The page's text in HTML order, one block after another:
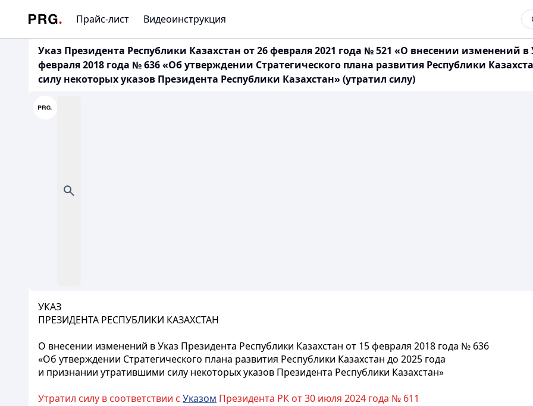
Прайс-лист Видеоинструкция
Указ Президента Республики Казахстан от 26 февраля 2021 года № 521 «О внесении изменений
февраля 2018 года № 636 «Об утверждении Стратегического плана развития Республики
силу некоторых указов Президента Республики Казахстан» (утратил силу)
УКАЗ
ПРЕЗИДЕНТА РЕСПУБЛИКИ КАЗАХСТАН
О внесении изменений в Указ Президента Республики Казахстан от 15 февраля 2018 года № 636
«Об утверждении Стратегического плана развития Республики Казахстан до 2025 года
и признании утратившими силу некоторых указов Президента Республики Казахстан»
Утратил силу в соответствии с Указом Президента РК от 30 июля 2024 года № 611